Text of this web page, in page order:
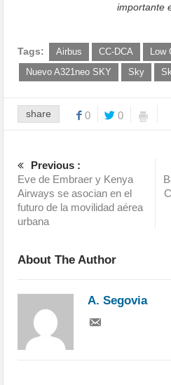
importante
Tags: Airbus CC-DCA Low
Nuevo A321neo SKY
Sky
share 0 0
Previous :
Eve de Embraer y Kenya
Airways se asocian en el
futuro de la movilidad aérea
urbana
About The Author
A. Segovia